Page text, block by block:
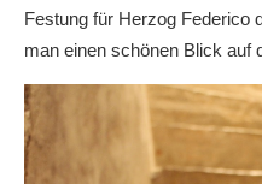
Festung für Herzog Federico
man einen schönen Blick auf